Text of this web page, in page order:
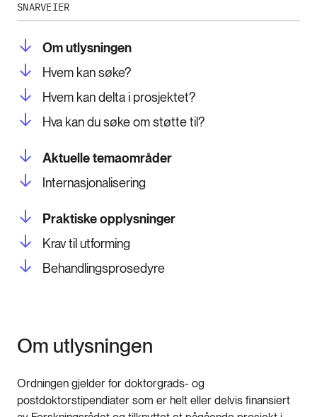
SNARVEIER
Om utlysningen
Hvem kan søke?
Hvem kan delta i prosjektet?
Hva kan du søke om støtte til?
Aktuelle temaområder
Internasjonalisering
Praktiske opplysninger
Krav til utforming
Behandlingsprosedyre
Om utlysningen
Ordningen gjelder for doktorgrads- og
postdoktorstipendiater som er helt eller delvis finansiert